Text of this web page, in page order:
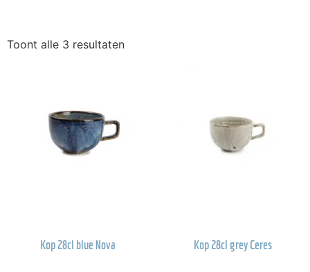
Toont alle 3 resultaten
Kop 28cl blue Nova Kop 28cl grey Ceres